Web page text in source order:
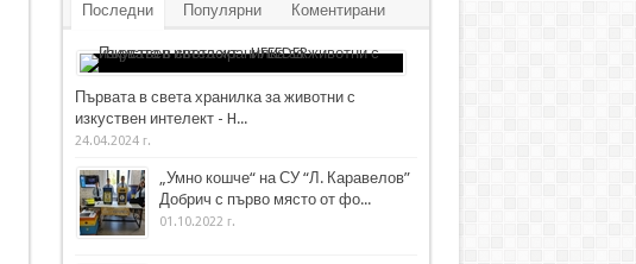
Последни Популярни Коментирани
Първата в света хранилка за животни с
изкуствен интелект - H...
24.04.2024 г.
„Умно кошче“ на СУ “Л. Каравелов”
Добрич с първо място от фо...
01.10.2022 г.